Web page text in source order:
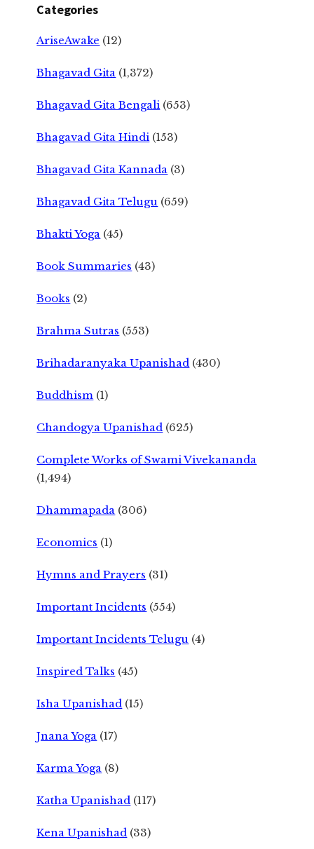
Categories
AriseAwake (12)
Bhagavad Gita (1,372)
Bhagavad Gita Bengali (653)
Bhagavad Gita Hindi (153)
Bhagavad Gita Kannada (3)
Bhagavad Gita Telugu (659)
Bhakti Yoga (45)
Book Summaries (43)
Books (2)
Brahma Sutras (553)
Brihadaranyaka Upanishad (430)
Buddhism (1)
Chandogya Upanishad (625)
Complete Works of Swami Vivekananda
(1,494)
Dhammapada (306)
Economics (1)
Hymns and Prayers (31)
Important Incidents (554)
Important Incidents Telugu (4)
Inspired Talks (45)
Isha Upanishad (15)
Jnana Yoga (17)
Karma Yoga (8)
Katha Upanishad (117)
Kena Upanishad (33)